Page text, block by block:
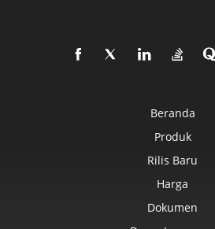
Beranda
Produk
Rilis Baru
Harga
Dokumen